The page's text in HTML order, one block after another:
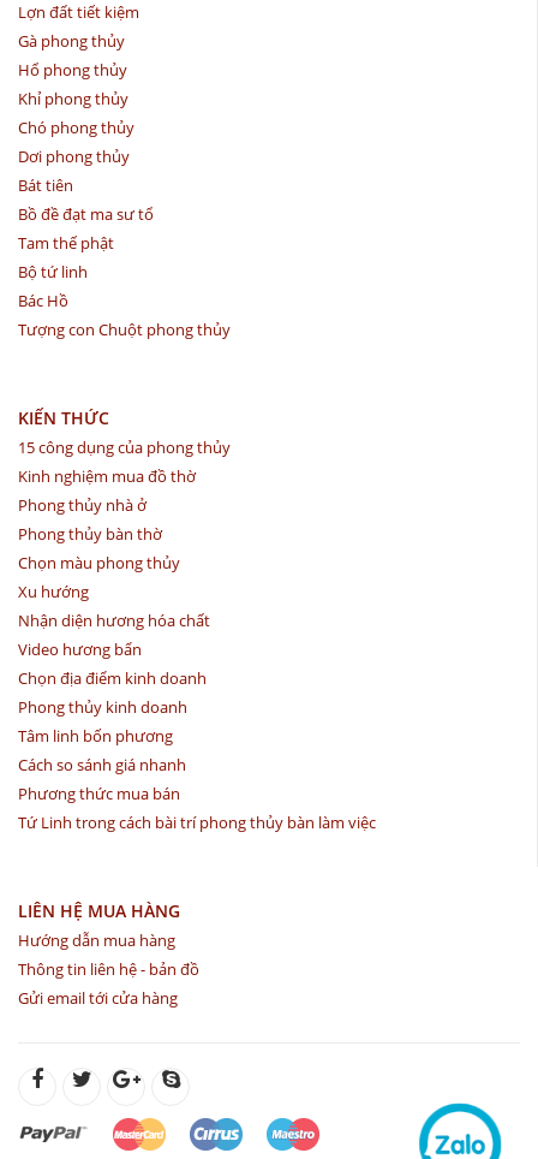
Lợn đất tiết kiệm
Gà phong thủy
Hổ phong thủy
Khỉ phong thủy
Chó phong thủy
Dơi phong thủy
Bát tiên
Bồ đề đạt ma sư tổ
Tam thế phật
Bộ tứ linh
Bác Hồ
Tượng con Chuột phong thủy
KIẾN THỨC
15 công dụng của phong thủy
Kinh nghiệm mua đồ thờ
Phong thủy nhà ở
Phong thủy bàn thờ
Chọn màu phong thủy
Xu hướng
Nhận diện hương hóa chất
Video hương bẩn
Chọn địa điểm kinh doanh
Phong thủy kinh doanh
Tâm linh bốn phương
Cách so sánh giá nhanh
Phương thức mua bán
Tứ Linh trong cách bài trí phong thủy bàn làm việc
LIÊN HỆ MUA HÀNG
Hướng dẫn mua hàng
Thông tin liên hệ - bản đồ
Gửi email tới cửa hàng